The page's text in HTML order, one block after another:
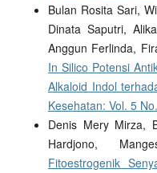
Bulan Rosita Sari,
Dinata Saputri,
Anggun Ferlinda,
In Silico Potensi
Alkaloid Indol
Kesehatan: Vol. 5
Denis Mery Mirza,
Hardjono,
Fitoestrogenik